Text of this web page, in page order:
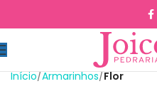
Início Armarinhos Flor